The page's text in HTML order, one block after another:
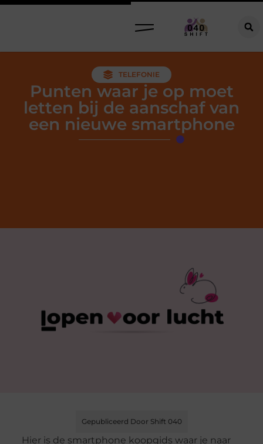
TELEFONIE
Punten waar je op moet
letten bij de aanschaf van
een nieuwe smartphone
Gepubliceerd Door Shift 040
Hier is de smartphone koopgids waar je naar